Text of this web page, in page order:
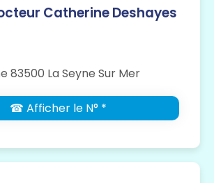
Catherine Deshayes
83500 La Seyne Sur Mer
☎ Afficher le N° *